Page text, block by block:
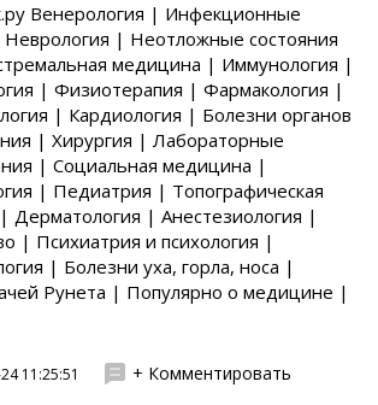
Венерология | Инфекционные
| Неотложные состояния
медицина | Иммунология |
| Физиотерапия | Фармакология |
| Кардиология | Болезни органов
| Хирургия | Лабораторные
| Социальная медицина |
| Педиатрия | Топографическая
Дерматология | Анестезиология |
| Психиатрия и психология |
| Болезни уха, горла, носа |
Рунета | Популярно о медицине |
11:25:51 + Комментировать